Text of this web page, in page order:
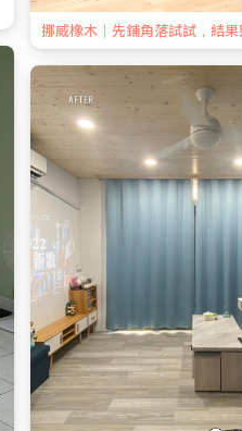
挪威橡木｜先鋪角落試試，結